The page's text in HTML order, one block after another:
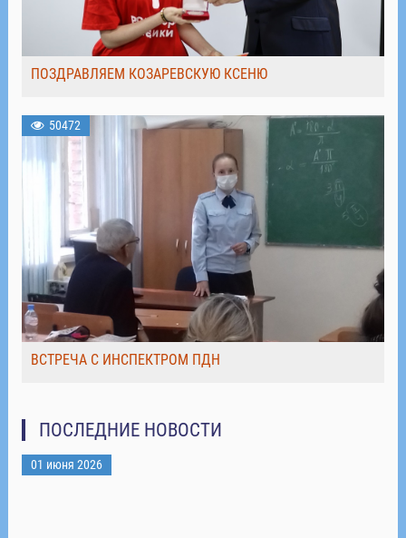
ПОЗДРАВЛЯЕМ КОЗАРЕВСКУЮ КСЕНЮ
50472
ВСТРЕЧА С ИНСПЕКТРОМ ПДН
ПОСЛЕДНИЕ НОВОСТИ
01 июня 2026